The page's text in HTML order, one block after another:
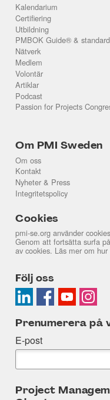
Kalendarium
Certifiering
Utbildning
PMBOK Guide® &
Nätverk
Medlem
Volontär
Artiklar
Podcast
Passion for Projects
Om PMI Sweden
Om oss
Kontakt
Nyheter & Press
Integritetspolicy
Cookies
pmi-se.org använder
Genom att fortsätta surfa
av cookies. Läs mer om
Följ oss
Prenumerera på
E-post
Project